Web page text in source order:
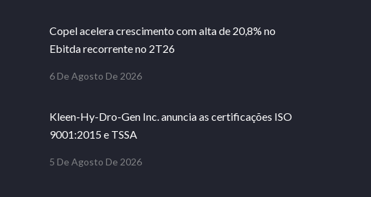
Copel acelera crescimento com alta de 20,8% no
Ebitda recorrente no 2T26
6 De Agosto De 2026
Kleen-Hy-Dro-Gen Inc. anuncia as certificações ISO
9001:2015 e TSSA
5 De Agosto De 2026